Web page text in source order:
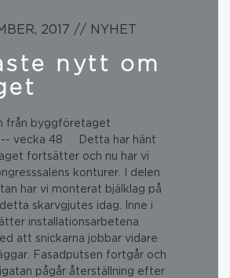
2017 // NYHET
nytt om
från byggföretaget
-- vecka 48 Detta har hänt
fortsätter och nu har vi
konturer. I delen
har vi monterat bjälklag på
skarvgjutes idag. Inne i
installationsarbetena
att snickarna jobbar vidare
Fasadputsen fortgår och
pågår återställning efter